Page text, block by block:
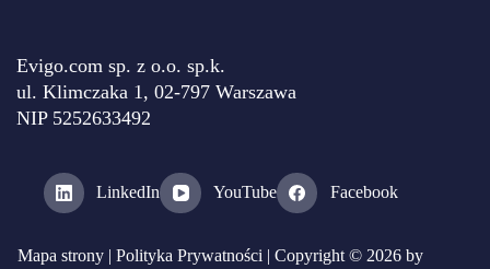
Evigo.com sp. z o.o. sp.k.
ul. Klimczaka 1, 02-797 Warszawa
NIP 5252633492
LinkedIn YouTube Facebook
Mapa strony |Polityka Prywatności | Copyright © 2026 by